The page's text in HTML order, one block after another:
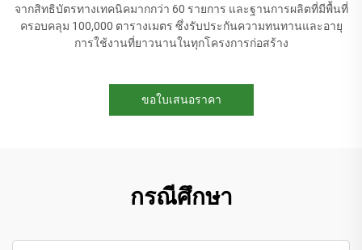
จากสิทธิบัตรทางเทคนิคมากกว่า 60 รายการ และฐานการผลิตที่มีพื้นที่
ครอบคลุม 100,000 ตารางเมตร ซึ่งรับประกันความทนทานและอายุ
การใช้งานที่ยาวนานในทุกโครงการก่อสร้าง
ขอใบเสนอราคา
กรณีศึกษา